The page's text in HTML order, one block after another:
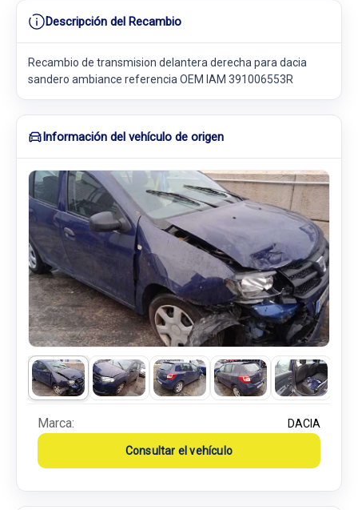
Descripción del Recambio
Recambio de transmision delantera derecha para dacia
sandero ambiance referencia OEM IAM 391006553R
Información del vehículo de origen
Marca: DACIA
Consultar el vehículo